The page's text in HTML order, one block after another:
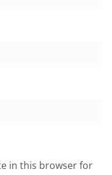
in this browser for